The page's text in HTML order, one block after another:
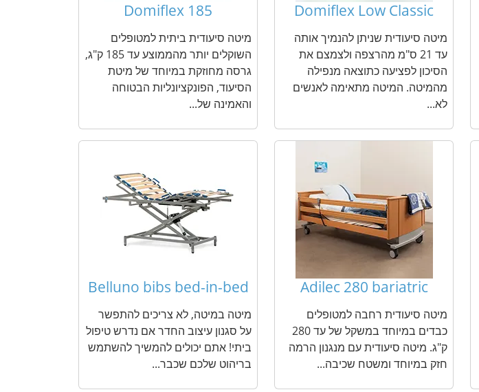
Domiflex Low Classic
מיטה סיעודית שניתן להנמיך אותה
עד 21 ס"מ מהרצפה ולצמצם את
הסיכון לפציעה כתוצאה מנפילה
מהמיטה. המיטה מתאימה לאנשים
לא...
Domiflex 185
מיטה סיעודית ביתית למטופלים
השוקלים יותר מהממוצע עד 185 ק"ג,
גרסה מחוזקת במיוחד של מיטת
הסיעוד, הפונקציונליות הבטוחה
והאמינה של...
Adilec 280 bariatric
מיטה סיעודית רחבה למטופלים
כבדים במיוחד במשקל של עד 280
ק"ג. מיטה סיעודית עם מנגנון הרמה
חזק במיוחד ומשטח שכיבה...
Belluno bibs bed-in-bed
מיטה במיטה, לא צריכים להתפשר
על סגנון עיצוב החדר אם נדרש טיפול
ביתי! אתם יכולים להמשיך להשתמש
בריהוט שלכם שכבר...